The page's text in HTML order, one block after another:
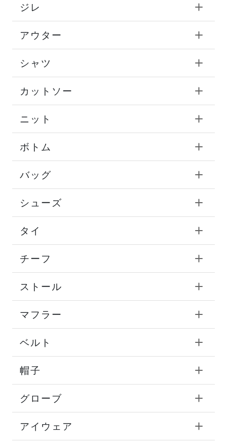
ジレ
アウター
シャツ
カットソー
ニット
ボトム
バッグ
シューズ
タイ
チーフ
ストール
マフラー
ベルト
帽子
グローブ
アイウェア